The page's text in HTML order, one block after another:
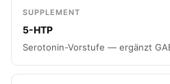
SUPPLEMENT
5-HTP
Serotonin-Vorstufe — ergänzt